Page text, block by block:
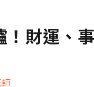
財運、